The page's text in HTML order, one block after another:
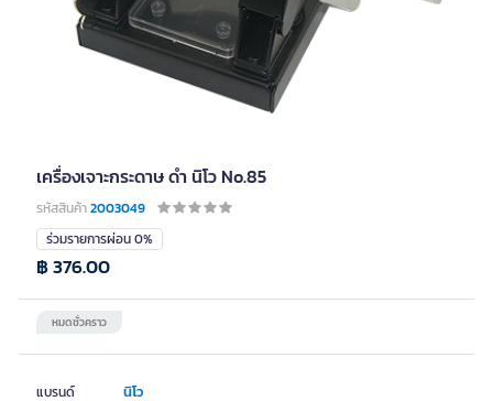
เครื่องเจาะกระดาษ ดำ นิโว No.85
รหัสสินค้า2003049
แบรนด์ นิโว
ร่วมรายการผ่อน 0%
หมดชั่วคราว
฿ 376.00